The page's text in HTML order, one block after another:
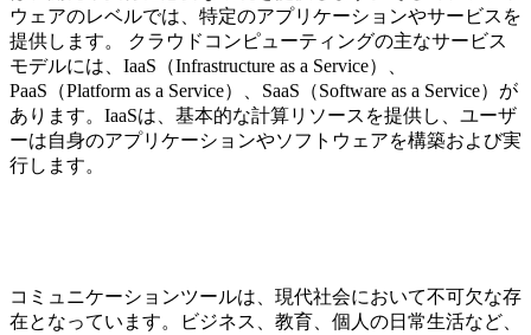
ウェアのレベルでは、特定のアプリケーションやサービスを
提供します。 クラウドコンピューティングの主なサービス
モデルには、IaaS（Infrastructure as a Service）、
PaaS（Platform as a Service）、SaaS（Software as a Service）が
あります。IaaSは、基本的な計算リソースを提供し、ユーザ
ーは自身のアプリケーションやソフトウェアを構築および実
行します。
コミュニケーションツールは、現代社会において不可欠な存
在となっています。ビジネス、教育、個人の日常生活など、